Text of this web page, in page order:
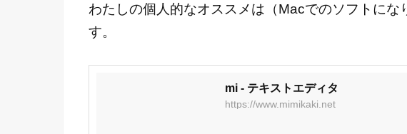
わたしの個人的なオススメは（Macでのソフトにな
す。
mi - テキストエディタ
https://www.mimikaki.net